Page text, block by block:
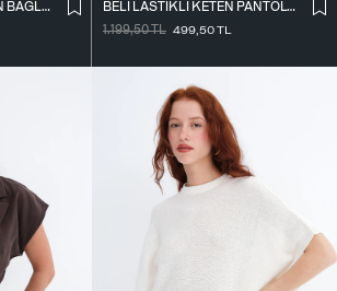
BISIKLET YAKA BELDEN BAĞLAMALI T-SHIRT P261071
BELI LASTIKLI KETEN PANTOLON PN18273
1.199,50TL 499,50TL